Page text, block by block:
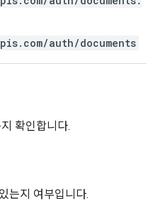
auth/documents
확인합니다.
는지 여부입니다.